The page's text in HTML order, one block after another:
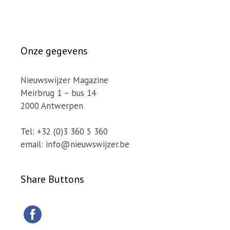
Onze gegevens
Nieuwswijzer Magazine
Meirbrug 1 – bus 14
2000 Antwerpen
Tel: +32 (0)3 360 5 360
email: info@nieuwswijzer.be
Share Buttons